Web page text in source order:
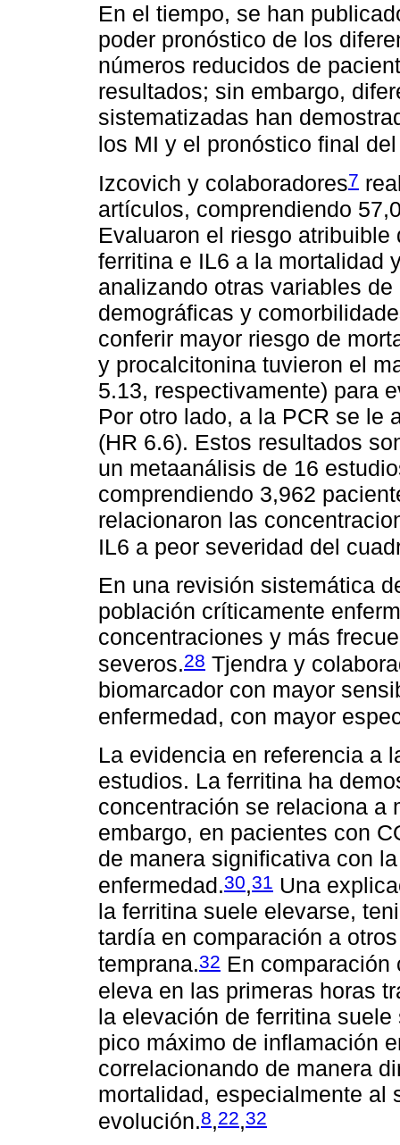
En el tiempo, se han
poder pronóstico de los
números reducidos de
resultados; sin embargo,
sistematizadas han
los MI y el pronóstico final
Izcovich y colaboradores7
artículos, comprendiendo
Evaluaron el riesgo
ferritina e IL6 a la mortalidad
analizando otras variables
demográficas y
conferir mayor riesgo de
y procalcitonina tuvieron el
5.13, respectivamente) para
Por otro lado, a la PCR se le
(HR 6.6). Estos resultados
un metaanálisis de 16
comprendiendo 3,962
relacionaron las
IL6 a peor severidad del
En una revisión sistemática
población críticamente
concentraciones y más
severos.28 Tjendra y
biomarcador con mayor
enfermedad, con mayor
La evidencia en referencia a
estudios. La ferritina ha
concentración se relaciona a
embargo, en pacientes con
de manera significativa con
enfermedad.30,31 Una
la ferritina suele elevarse,
tardía en comparación a
temprana.32 En comparación
eleva en las primeras horas
la elevación de ferritina
pico máximo de inflamación
correlacionando de manera
mortalidad, especialmente al
evolución.8,22,32